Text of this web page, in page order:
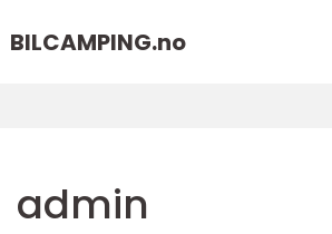
BILCAMPING.no
admin